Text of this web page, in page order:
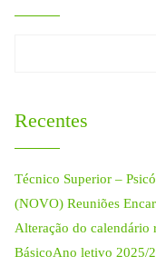
Recentes
Técnico Superior –
(NOVO) Reuniões
Alteração do calendário
BásicoAno letivo 2025/